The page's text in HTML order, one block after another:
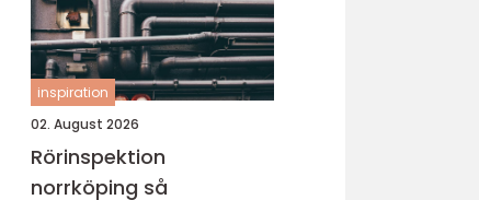
inspiration
02. August 2026
Rörinspektion
norrköping så